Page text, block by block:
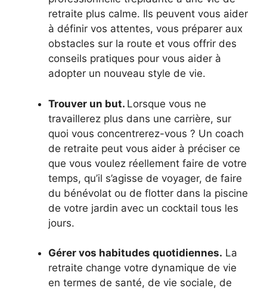
retraite plus calme. Ils peuvent vous aider
à définir vos attentes, vous préparer aux
obstacles sur la route et vous offrir des
conseils pratiques pour vous aider à
adopter un nouveau style de vie.
Trouver un but. Lorsque vous ne
travaillerez plus dans une carrière, sur
quoi vous concentrerez-vous ? Un coach
de retraite peut vous aider à préciser ce
que vous voulez réellement faire de votre
temps, qu’il s’agisse de voyager, de faire
du bénévolat ou de flotter dans la piscine
de votre jardin avec un cocktail tous les
jours.
Gérer vos habitudes quotidiennes. La
retraite change votre dynamique de vie
en termes de santé, de vie sociale, de